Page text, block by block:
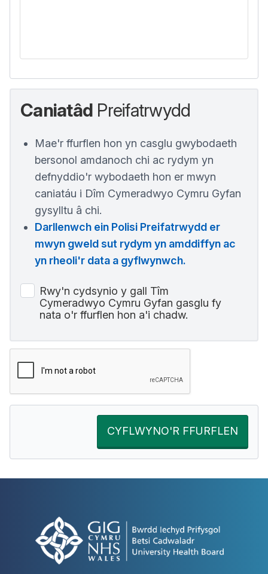
Caniatâd Preifatrwydd
Mae'r ffurflen hon yn casglu gwybodaeth
bersonol amdanoch chi ac rydym yn
defnyddio'r wybodaeth hon er mwyn
caniatáu i Dîm Cymeradwyo Cymru Gyfan
gysylltu â chi.
Darllenwch ein Polisi Preifatrwydd er
mwyn gweld sut rydym yn amddiffyn ac
yn rheoli'r data a gyflwynwch.
Rwy'n cydsynio y gall Tîm
Cymeradwyo Cymru Gyfan gasglu fy
nata o'r ffurflen hon a'i chadw.
CYFLWYNO'R FFURFLEN